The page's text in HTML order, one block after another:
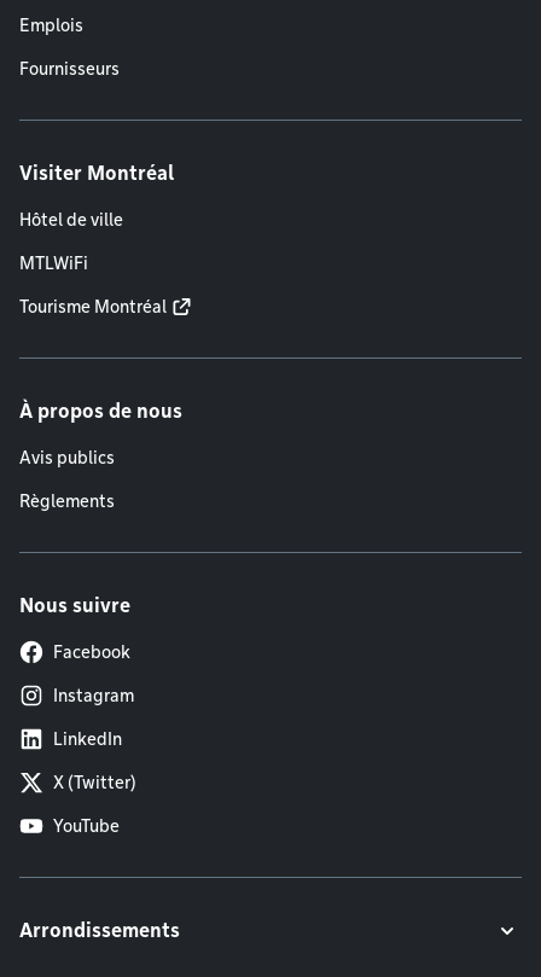
Emplois
Fournisseurs
Visiter Montréal
Hôtel de ville
MTLWiFi
Tourisme Montréal
À propos de nous
Avis publics
Règlements
Nous suivre
Facebook
Instagram
LinkedIn
X (Twitter)
YouTube
Arrondissements